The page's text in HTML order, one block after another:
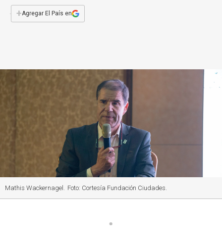
e
b
s
t
i
l
+Agregar El País en
Mathis Wackernagel. Foto: Cortesía Fundación Ciudades.